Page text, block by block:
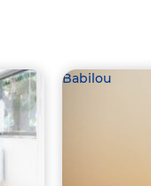
Babilou